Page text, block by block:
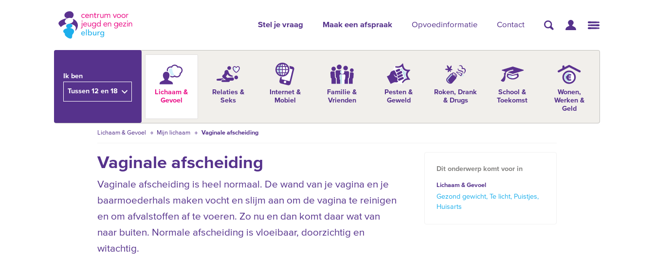
Stel je vraag Maak een afspraak Opvoedinformatie Contact
Ik ben
Tussen 12 en 18
Lichaam &
Gevoel
Relaties &
Seks
Internet &
Mobiel
Familie &
Vrienden
Pesten &
Geweld
Roken, Drank
& Drugs
School &
Toekomst
Wonen,
Werken &
Geld
Lichaam & Gevoel Mijn lichaam Vaginale afscheiding
Vaginale afscheiding
Vaginale afscheiding is heel normaal. De wand van je vagina en je
baarmoederhals maken vocht en slijm aan om de vagina te reinigen
en om afvalstoffen af te voeren. Zo nu en dan komt daar wat van
naar buiten. Normale afscheiding is vloeibaar, doorzichtig en
witachtig.
Dit onderwerp komt voor in
Lichaam & Gevoel
Gezond gewicht Te licht
Puistjes
Huisarts